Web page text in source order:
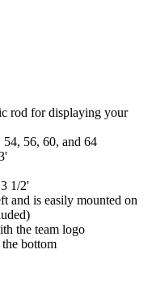
rod for displaying your
54, 56, 60, and 64
1/2'
and is easily mounted on
the team logo
bottom